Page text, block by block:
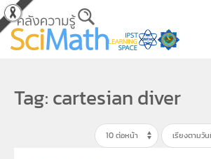
Skip to main content
Tag: cartesian diver